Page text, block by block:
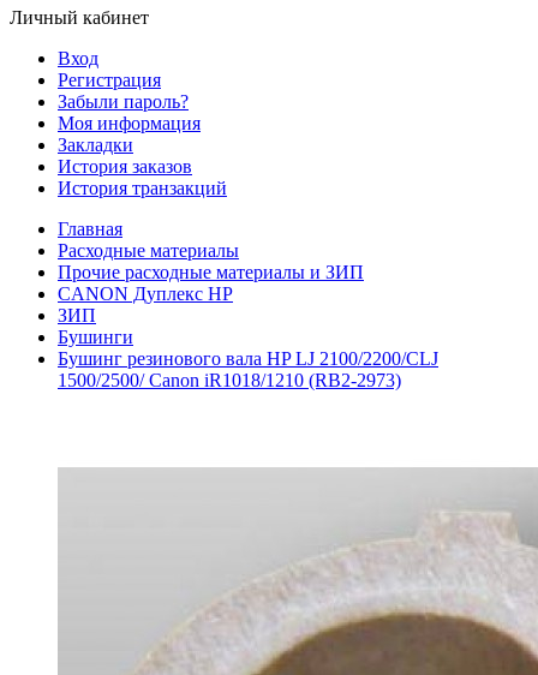
Личный кабинет
Вход
Регистрация
Забыли пароль?
Моя информация
Закладки
История заказов
История транзакций
Главная
Расходные материалы
Прочие расходные материалы и ЗИП
CANON Дуплекс HP
ЗИП
Бушинги
Бушинг резинового вала HP LJ 2100/2200/CLJ
1500/2500/ Canon iR1018/1210 (RB2-2973)